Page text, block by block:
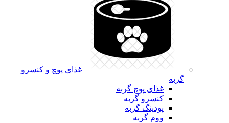
غذای پوچ و کنسرو
گربه
غذای پوچ گربه
کنسرو گربه
پودینگ گربه
ووم گربه